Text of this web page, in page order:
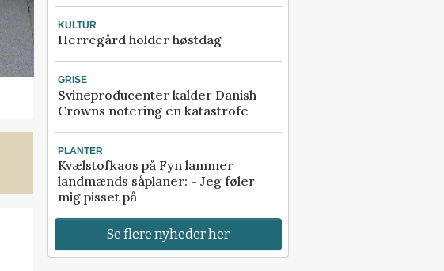
KULTUR
Herregård holder høstdag
GRISE
Svineproducenter kalder Danish
Crowns notering en katastrofe
PLANTER
Kvælstofkaos på Fyn lammer
landmænds såplaner: - Jeg føler
mig pisset på
Se flere nyheder her